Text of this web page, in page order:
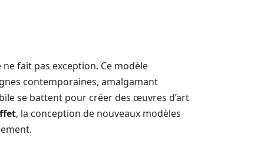
fait pas exception. Ce modèle
contemporaines, amalgamant
se battent pour créer des œuvres d’art
, la conception de nouveaux modèles